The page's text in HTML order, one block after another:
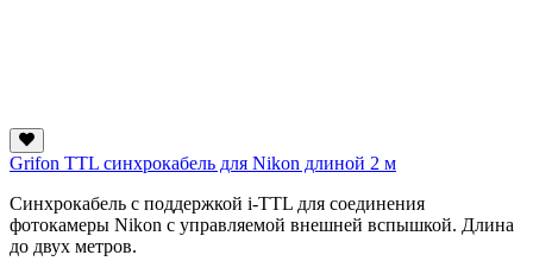
Grifon TTL cинхрокабель для Nikon длиной 2 м
Синхрокабель с поддержкой i-TTL для соединения
фотокамеры Nikon с управляемой внешней вспышкой. Длина
до двух метров.